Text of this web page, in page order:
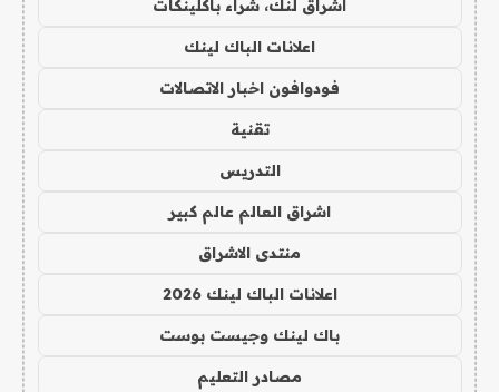
اشراق لنك، شراء باكلينكات
اعلانات الباك لينك
فودوافون اخبار الاتصالات
تقنية
التدريس
اشراق العالم عالم كبير
منتدى الاشراق
اعلانات الباك لينك 2026
باك لينك وجيست بوست
مصادر التعليم